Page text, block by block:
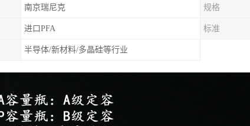
南京瑞尼克 规格
进口PFA 标准
半导体/新材料/多晶硅等行业